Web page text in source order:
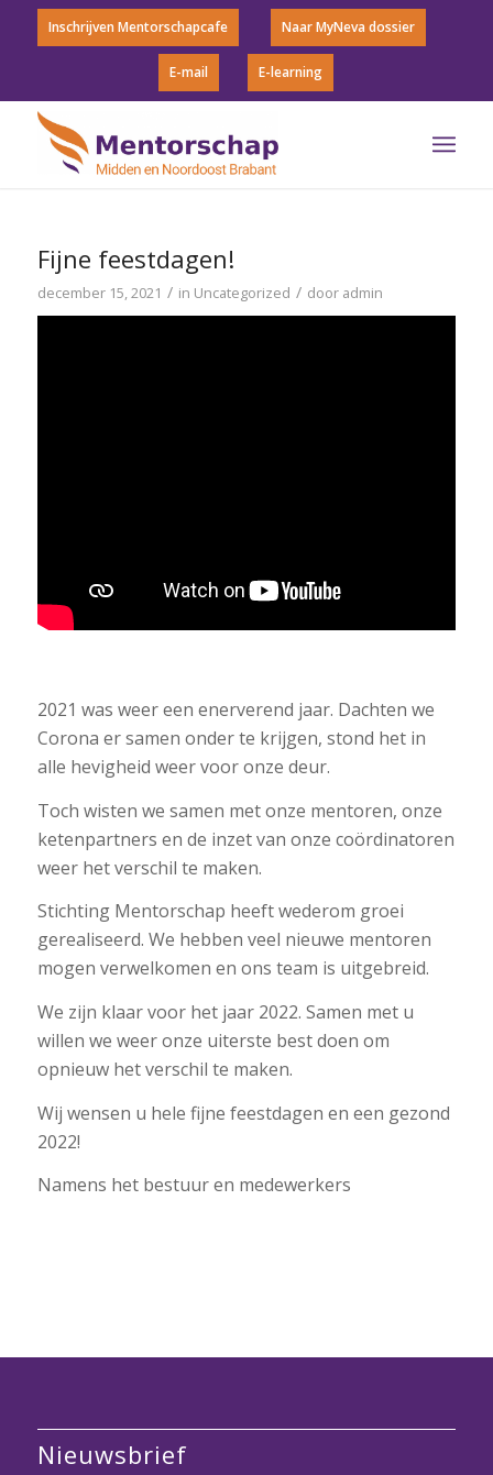
Inschrijven Mentorschapcafe Naar MyNeva dossier
E-mail E-learning
Fijne feestdagen!
december 15, 2021 / in Uncategorized / door admin
2021 was weer een enerverend jaar. Dachten we
Corona er samen onder te krijgen, stond het in
alle hevigheid weer voor onze deur.
Toch wisten we samen met onze mentoren, onze
ketenpartners en de inzet van onze coördinatoren
weer het verschil te maken.
Stichting Mentorschap heeft wederom groei
gerealiseerd. We hebben veel nieuwe mentoren
mogen verwelkomen en ons team is uitgebreid.
We zijn klaar voor het jaar 2022. Samen met u
willen we weer onze uiterste best doen om
opnieuw het verschil te maken.
Wij wensen u hele fijne feestdagen en een gezond
2022!
Namens het bestuur en medewerkers
Nieuwsbrief